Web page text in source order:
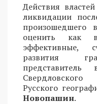
Действия
ликвидации
оценить как
эффективные,
развития
Русского
Новопашин.